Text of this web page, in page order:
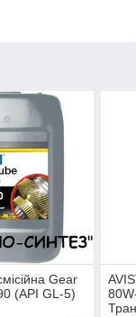
Gear
(API GL-5)